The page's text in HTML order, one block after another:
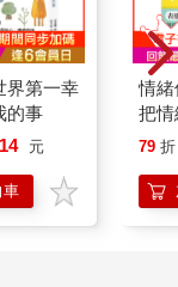
界第一幸
的事
元
車
情
把
誰
79 折